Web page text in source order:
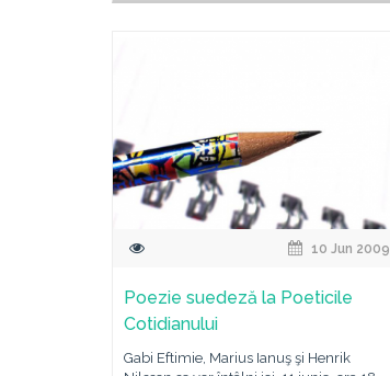
10 Jun 2009
Poezie suedeză la Poeticile
Cotidianului
Gabi Eftimie, Marius Ianuş şi Henrik